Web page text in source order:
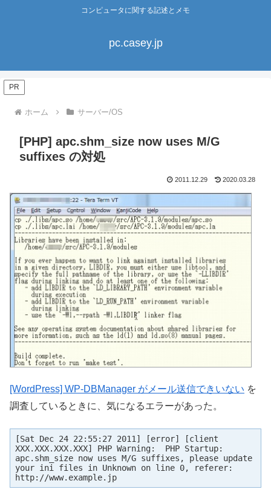
コンピュータに関する記述とメモ
pc.casey.jp
PR
ホーム サーバー/OS
[PHP] apc.shm_size now uses M/G
suffixes の対処
2011.12.29 2020.03.28
[WordPress] WP-DBManager がメール送信できいない を
調査しているときに、気になるエラーがあった。
[Sat Dec 24 22:55:27 2011] [error] [client
XXX.XXX.XXX.XXX] PHP Warning:  PHP Startup:
apc.shm_size now uses M/G suffixes, please update
your ini files in Unknown on line 0, referer:
http://www.example.jp